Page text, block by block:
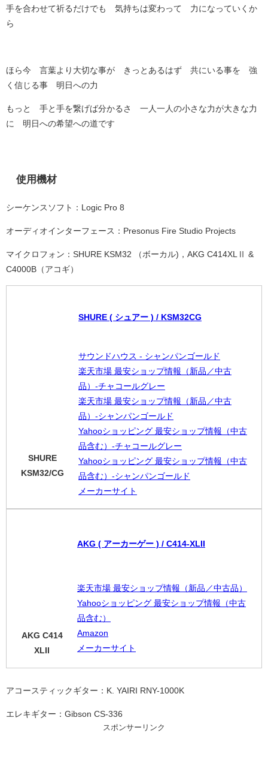
手を合わせて祈るだけでも 気持ちは変わって 力になっていくか
ら
ほら今 言葉より大切な事が きっとあるはず 共にいる事を 強
く信じる事 明日への力
もっと 手と手を繋げば分かるさ 一人一人の小さな力が大きな力
に 明日への希望への道です
使用機材
シーケンスソフト：Logic Pro 8
オーディオインターフェース：Presonus Fire Studio Projects
マイクロフォン：SHURE KSM32 （ボーカル)，AKG C414XLⅡ &
C4000B（アコギ）
SHURE ( シュアー ) / KSM32CG
サウンドハウス - シャンパンゴールド
楽天市場 最安ショップ情報（新品／中古
品）-チャコールグレー
楽天市場 最安ショップ情報（新品／中古
品）-シャンパンゴールド
Yahooショッピング 最安ショップ情報（中古
品含む）-チャコールグレー
Yahooショッピング 最安ショップ情報（中古
品含む）-シャンパンゴールド
メーカーサイト
SHURE
KSM32/CG
AKG ( アーカーゲー ) / C414-XLII
楽天市場 最安ショップ情報（新品／中古品）
Yahooショッピング 最安ショップ情報（中古
品含む）
Amazon
メーカーサイト
AKG C414
XL
アコースティックギター：K. YAIRI RNY-1000K
エレキギター：Gibson CS-336
スポンサーリンク